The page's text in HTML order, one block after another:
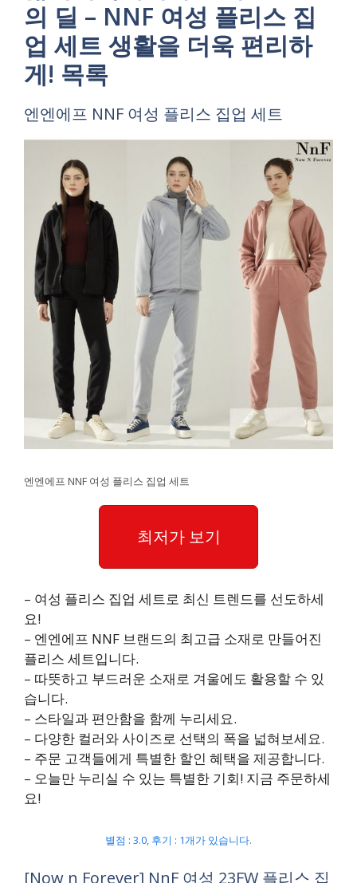
의 딜 – NNF 여성 플리스 집
업 세트 생활을 더욱 편리하
게! 목록
엔엔에프 NNF 여성 플리스 집업 세트
엔엔에프 NNF 여성 플리스 집업 세트
최저가 보기
– 여성 플리스 집업 세트로 최신 트렌드를 선도하세
요!
– 엔엔에프 NNF 브랜드의 최고급 소재로 만들어진
플리스 세트입니다.
– 따뜻하고 부드러운 소재로 겨울에도 활용할 수 있
습니다.
– 스타일과 편안함을 함께 누리세요.
– 다양한 컬러와 사이즈로 선택의 폭을 넓혀보세요.
– 주문 고객들에게 특별한 할인 혜택을 제공합니다.
– 오늘만 누리실 수 있는 특별한 기회! 지금 주문하세
요!
별점 : 3.0, 후기 : 1개가 있습니다.
[Now n Forever] NnF 여성 23FW 플리스 집